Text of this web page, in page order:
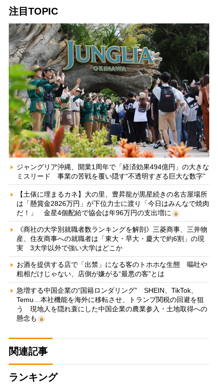
注目TOPIC
ジャングリア沖縄、開業1周年で「経済効果494億円」の大きな
ミスリード 事業の苦戦を覆い隠す“不透明すぎる巨大な数字”
【土俵に埋まるカネ】大の里、豊昇龍が黒星続きの名古屋場所
は「懸賞金2826万円」が下位力士に渡り「今日はみんなで焼肉
だ！」 金星4個配給で協会は年96万円の支出増に
《商社の大学別就職者数ランキングを解剖》三菱商事、三井物
産、住友商事への就職者は「東大・早大・慶大で約6割」の現
実 3大学以外で強い大学はどこか
お酒を提供する店で「出禁」になる客のトホホな生態 嘔吐や
粗相だけじゃない、店側が嫌がる“最悪の客”とは
急増する中国企業の“国籍ロンダリング” SHEIN、TikTok、
Temu…本社機能を海外に移転させ、トランプ関税の回避を狙
う 現地人を隠れ蓑にした中国企業の農業参入・土地取得への
懸念も
関連記事
ランキング